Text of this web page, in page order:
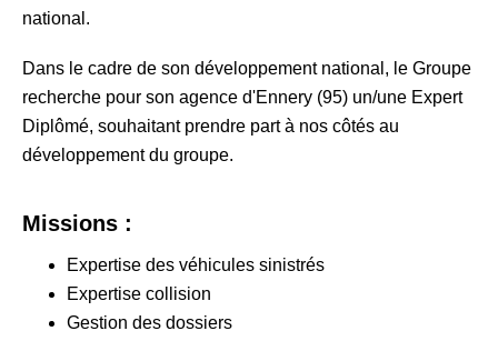
national.
Dans le cadre de son développement national, le Groupe
recherche pour son agence d'Ennery (95) un/une Expert
Diplômé, souhaitant prendre part à nos côtés au
développement du groupe.
Missions :
Expertise des véhicules sinistrés
Expertise collision
Gestion des dossiers